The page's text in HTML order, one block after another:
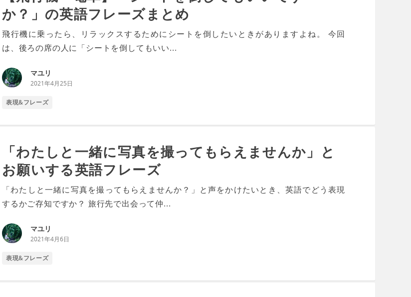
か？」の英語フレーズまとめ
飛行機に乗ったら、リラックスするためにシートを倒したいときがありますよね。 今回
は、後ろの席の人に「シートを倒してもいい...
マユリ
2021年4月25日
表現&フレーズ
「わたしと一緒に写真を撮ってもらえませんか」と
お願いする英語フレーズ
「わたしと一緒に写真を撮ってもらえませんか？」と声をかけたいとき、英語でどう表現
するかご存知ですか？ 旅行先で出会って仲...
マユリ
2021年4月6日
表現&フレーズ